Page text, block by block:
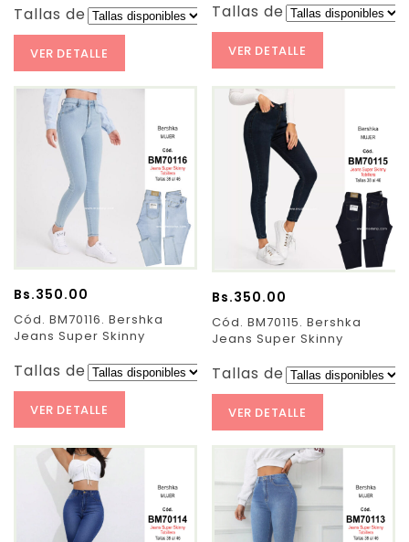
Tallas de Pantalones:
VER DETALLE
Tallas de Pantalones:
VER DETALLE
Bs.350.00
Cód. BM70116. Bershka
Jeans Super Skinny
Tallas de Pantalones:
VER DETALLE
Bs.350.00
Cód. BM70115. Bershka
Jeans Super Skinny
Tallas de Pantalones:
VER DETALLE